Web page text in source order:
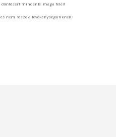
mindenki maga felel!
nem része a tevékenységünknek!